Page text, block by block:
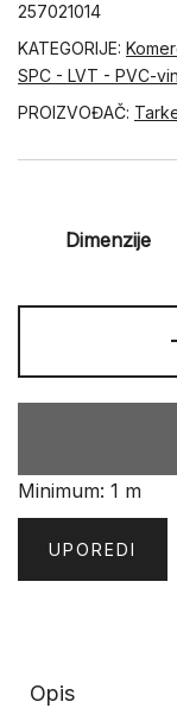
257021014
KATEGORIJE:
SPC - LVT - PVC-
PROIZVOĐAČ:
Dimenzije
Minimum: 1 m
UPOREDI
Opis